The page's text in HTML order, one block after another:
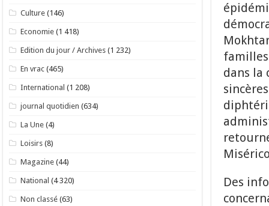
dans la
Des
Culture (146)
Economie (1 418)
Edition du jour / Archives (1 232)
En vrac (465)
International (1 208)
journal quotidien (634)
La Une (4)
Loisirs (8)
Magazine (44)
National (4 320)
Non classé (63)